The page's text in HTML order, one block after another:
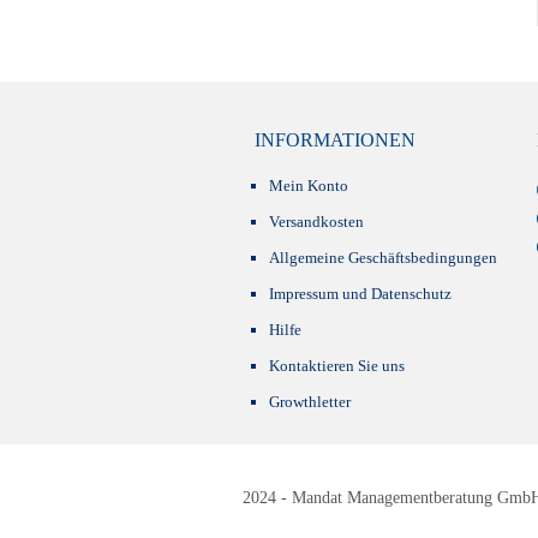
INFORMATIONEN
Mein Konto
Versandkosten
Allgemeine Geschäftsbedingungen
Impressum und Datenschutz
Hilfe
Kontaktieren Sie uns
Growthletter
2024 - Mandat Managementberatung